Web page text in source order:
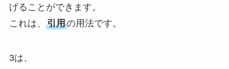
げることができます。
これは、 引用の用法です。
3は、